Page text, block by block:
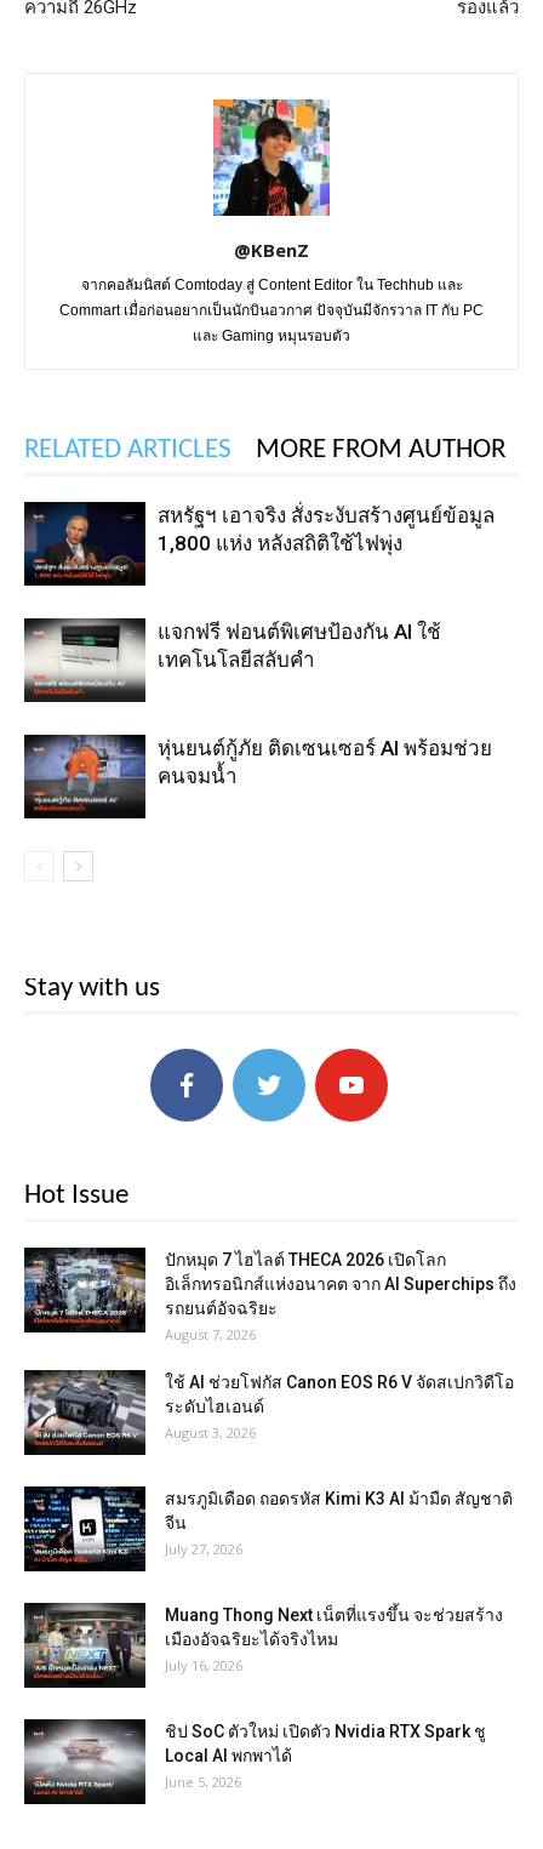
ความถี่ 26GHz รองแล้ว
@KBenZ
จากคอลัมนิสต์ Comtoday สู่ Content Editor ใน Techhub และ
Commart เมื่อก่อนอยากเป็นนักบินอวกาศ ปัจจุบันมีจักรวาล IT กับ PC
และ Gaming หมุนรอบตัว
RELATED ARTICLES MORE FROM AUTHOR
สหรัฐฯ เอาจริง สั่งระงับสร้างศูนย์ข้อมูล
1,800 แห่ง หลังสถิติใช้ไฟพุ่ง
แจกฟรี ฟอนต์พิเศษป้องกัน AI ใช้
เทคโนโลยีสลับคำ
หุ่นยนต์กู้ภัย ติดเซนเซอร์ AI พร้อมช่วย
คนจมน้ำ
Stay with us
Hot Issue
ปักหมุด 7 ไฮไลต์ THECA 2026 เปิดโลก
อิเล็กทรอนิกส์แห่งอนาคต จาก AI Superchips ถึง
รถยนต์อัจฉริยะ
August 7, 2026
ใช้ AI ช่วยโฟกัส Canon EOS R6 V จัดสเปกวิดีโอ
ระดับไฮเอนด์
August 3, 2026
สมรภูมิเดือด ถอดรหัส Kimi K3 AI ม้ามืด สัญชาติ
จีน
July 27, 2026
Muang Thong Next เน็ตที่แรงขึ้น จะช่วยสร้าง
เมืองอัจฉริยะได้จริงไหม
July 16, 2026
ชิป SoC ตัวใหม่ เปิดตัว Nvidia RTX Spark ชู
Local AI พกพาได้
June 5, 2026